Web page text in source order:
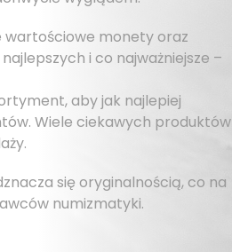
wartościowe monety oraz
i co najważniejsze –
aby jak najlepiej
Wiele ciekawych produktów
się oryginalnością, co na
numizmatyki.